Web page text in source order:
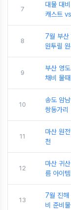
7
대물 대
캐스트
8
7월 부산
원투릴
9
부산 영
채비 물
10
송도 암
쌍동가리
11
마산 원
천
12
마산 귀
름 아이
13
7월 진해
비 준비